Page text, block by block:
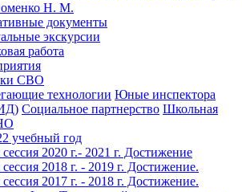
Н. М.
документы
экскурсии
работа
СВО
технологии Юные инспектора
Социальное партнерство Школьная
учебный год
2020 г.- 2021 г. Достижение
2018 г. - 2019 г. Достижение.
2017 г. - 2018 г. Достижение.